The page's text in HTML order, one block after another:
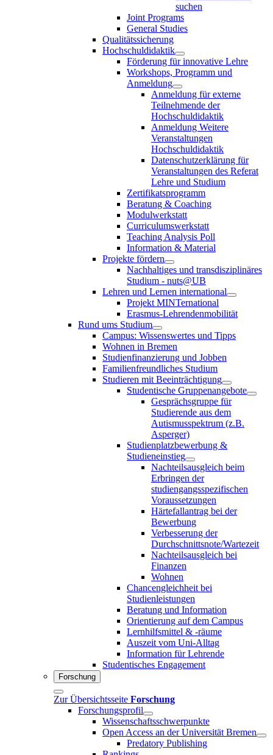
suchen
Joint Programs
General Studies
Qualitätssicherung
Hochschuldidaktik
Förderung für innovative Lehre
Workshops, Programm und
Anmeldung
Anmeldung für externe
Teilnehmende der
Hochschuldidaktik
Anmeldung Weitere
Veranstaltungen
Hochschuldidaktik
Datenschutzerklärung für
Veranstaltungen des Referat
Lehre und Studium
Zertifikatsprogramm
Beratung & Coaching
Modulwerkstatt
Curriculumswerkstatt
Teaching Analysis Poll
Information & Material
Projekte fördern
Nachhaltiges und transdisziplinäres
Studium - nuts@UB
Lehren und Lernen international
Projekt MINTernational
Erasmus-Lehrendenmobilität
Rund ums Studium
Campus: Wissenswertes und Tipps
Wohnen in Bremen
Studienfinanzierung und Jobben
Familienfreundliches Studium
Studieren mit Beeinträchtigung
Studentische Gruppenangebote
Gesprächsgruppe für
Studierende aus dem
Autismusspektrum (z.B.
Asperger)
Studienplatzbewerbung &
Studieneinstieg
Nachteilsausgleich beim
Erbringen der
studiengangsspezifischen
Voraussetzungen
Härtefallantrag bei der
Bewerbung
Verbesserung der
Durchschnittsnote/Wartezeit
Nachteilsausgleich bei
Finanzen
Wohnen
Chancengleichheit bei
Studienleistungen
Beratung und Information
Orientierung auf dem Campus
Lernhilfsmittel & -räume
Auszeit vom Uni-Alltag
Information für Lehrende
Studentisches Engagement
Forschung
Zur Übersichtsseite Forschung
Forschungsprofil
Wissenschaftsschwerpunkte
Open Access an der Universität Bremen
Predatory Publishing